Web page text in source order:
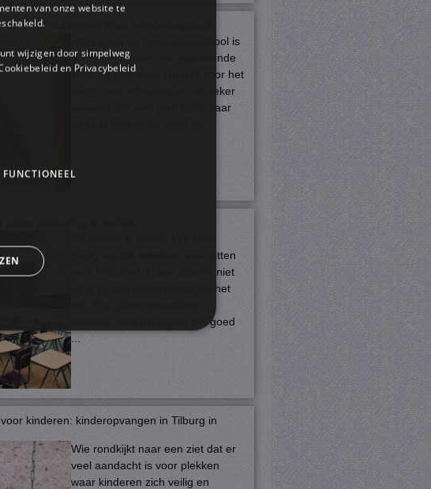
basisschool binnen jouw postcodegebied
Het kiezen van een basisschool is
voor veel ouders een spannende
stap. Je kind gaat immers voor het
eerst naar school en je wilt zeker
weten dat je een plek kiest waar
bezig, en dat betekent veel zitten
voor kinderen. Maar zitten is niet
altijd zo vanzelfsprekend als het
namelijk heel belangrijk om goed
...
kinderen: kinderopvangen in Tilburg in
Wie rondkijkt naar een ziet dat er
veel aandacht is voor plekken
waar kinderen zich veilig en
van onze website te
wijzigen door simpelweg
en Privacybeleid
FUNCTIONEEL
Niet-geclassificeerd
en accountbeheer. De
Cookie-Script.com-service om de
onthouden. De cookie-banner van Cookie-
te werken.